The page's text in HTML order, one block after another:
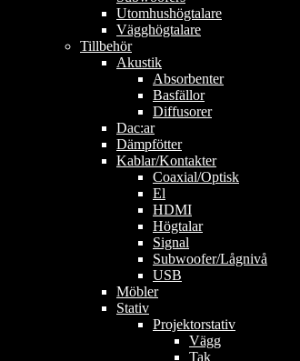
Utomhushögtalare
Vägghögtalare
Tillbehör
Akustik
Absorbenter
Basfällor
Diffusorer
Dac:ar
Dämpfötter
Kablar/Kontakter
Coaxial/Optisk
El
HDMI
Högtalar
Signal
Subwoofer/Lågnivå
USB
Möbler
Stativ
Projektorstativ
Vägg
Tak